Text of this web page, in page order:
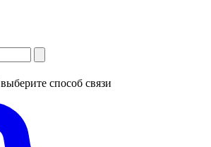
выберите способ связи